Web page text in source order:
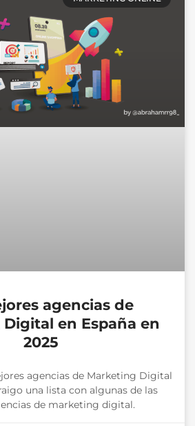
agencias de
en España en
2025
agencias de Marketing Digital
una lista con algunas de las
de marketing digital.